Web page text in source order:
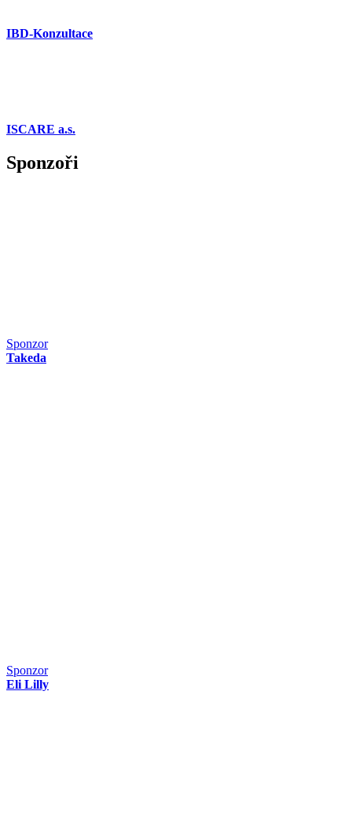
IBD-Konzultace
ISCARE a.s.
Sponzoři
Sponzor
Takeda
Sponzor
Eli Lilly